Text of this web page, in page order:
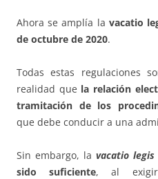
Ahora se amplía la vacatio
de octubre de 2020.
Todas estas regulaciones
realidad que la relación
tramitación de los
que debe conducir a una
Sin embargo, la vacatio legis
sido suficiente, al